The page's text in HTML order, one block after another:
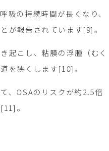
吸の持続時間が長くなり、
が報告されています[9]。
起こし、粘膜の浮腫（むく
を狭くします[10]。
、OSAのリスクが約2.5倍
。